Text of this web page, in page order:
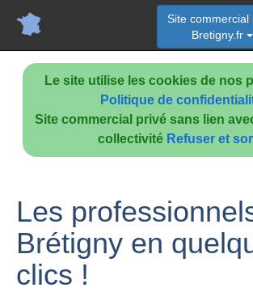
Le site utilise les cookies de nos
Politique de
Site commercial privé sans lien
collectivité Refuser et
Site commercial
Bretigny.fr
Les
Brétigny en
clics !